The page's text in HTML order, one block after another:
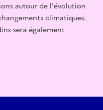
autour de l'évolution
climatiques.
sera également